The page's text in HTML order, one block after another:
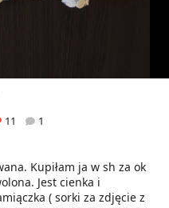
11 1
Kupiłam ja w sh za ok
Jest cienka i
( sorki za zdjęcie z